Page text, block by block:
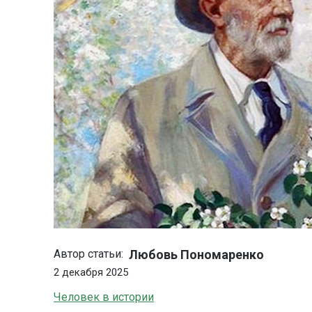
Автор статьи: Любовь Пономаренко
2 декабря 2025
Человек в истории